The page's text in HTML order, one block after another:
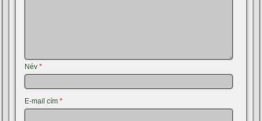
Név*
E-mail cím*